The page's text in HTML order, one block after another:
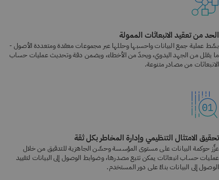
الحد من تعقيد الانبعاثات الممولة
بسِّط عملية جمع البيانات واحسبها وحللها عبر مجموعات معقدة ومتعددة الأصول -
ما يقلل من الجهد اليدوي، ويحدّ من الأخطاء، ويضمن دقة وتحديث عمليات حساب
الانبعاثات من مصادر متنوعة.
تحقيق الامتثال التنظيمي وإدارة المخاطر بكل ثقة
عزِّز حوكمة البيانات على مستوى المؤسسة وحسِّن الجاهزية للتدقيق من خلال
عمليات حساب انبعاثات يمكن تتبع مصدرها، وضوابط الوصول إلى البيانات لتقييد
الوصول إلى البيانات بناءً على دور المستخدم.